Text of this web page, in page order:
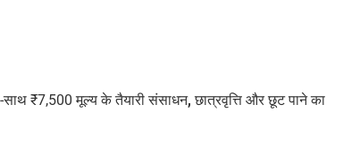
₹7,500 मूल्य के तैयारी संसाधन,छात्रवृत्ति और छूट पाने का